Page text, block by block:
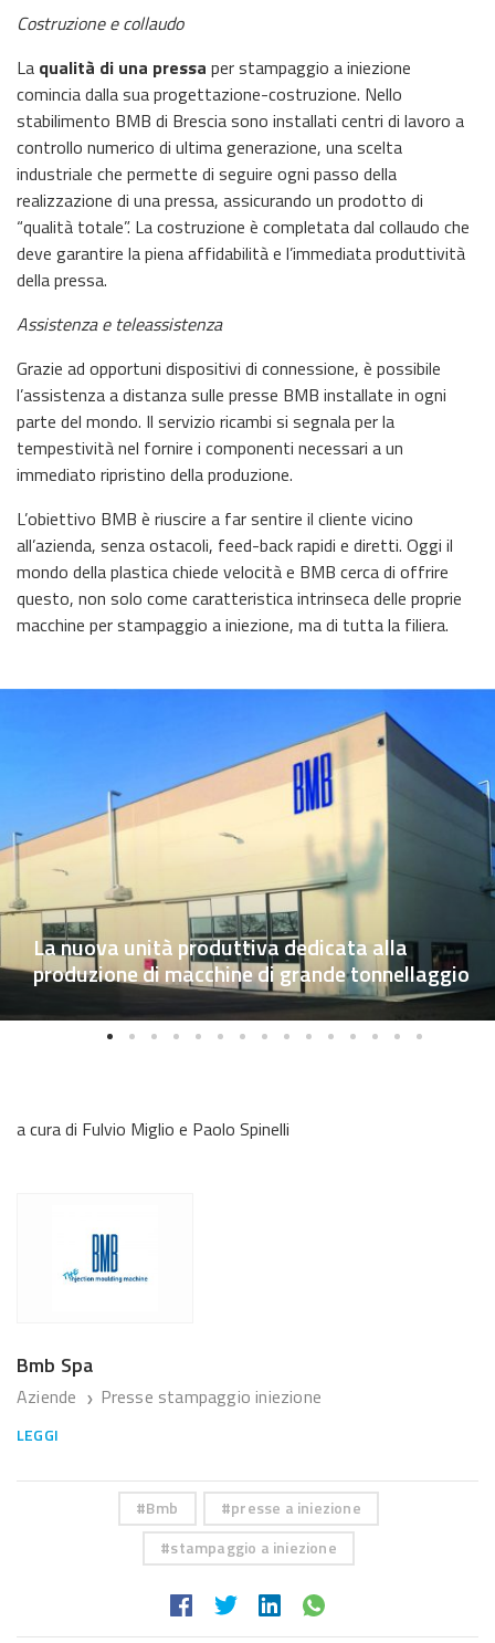
Costruzione e collaudo
La qualità di una pressa per stampaggio a iniezione
comincia dalla sua progettazione-costruzione. Nello
stabilimento BMB di Brescia sono installati centri di lavoro a
controllo numerico di ultima generazione, una scelta
industriale che permette di seguire ogni passo della
realizzazione di una pressa, assicurando un prodotto di
“qualità totale”. La costruzione è completata dal collaudo che
deve garantire la piena affidabilità e l’immediata produttività
della pressa.
Assistenza e teleassistenza
Grazie ad opportuni dispositivi di connessione, è possibile
l’assistenza a distanza sulle presse BMB installate in ogni
parte del mondo. Il servizio ricambi si segnala per la
tempestività nel fornire i componenti necessari a un
immediato ripristino della produzione.
L’obiettivo BMB è riuscire a far sentire il cliente vicino
all’azienda, senza ostacoli, feed-back rapidi e diretti. Oggi il
mondo della plastica chiede velocità e BMB cerca di offrire
questo, non solo come caratteristica intrinseca delle proprie
macchine per stampaggio a iniezione, ma di tutta la filiera.
La nuova unità produttiva dedicata alla
produzione di macchine di grande tonnellaggio
a cura di Fulvio Miglio e Paolo Spinelli
Bmb Spa
Aziende ❯ Presse stampaggio iniezione
LEGGI
Bmb
presse a iniezione
stampaggio a iniezione